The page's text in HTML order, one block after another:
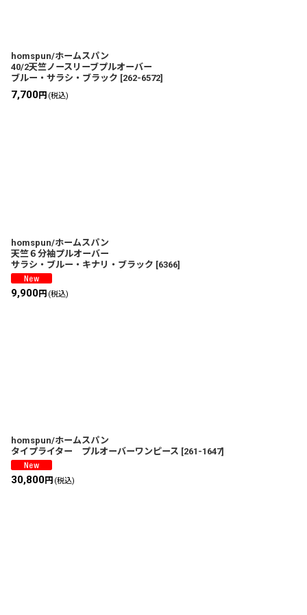
homspun/ホームスパン
40/2天竺ノースリーブプルオーバー
ブルー・サラシ・ブラック [262-6572]
7,700円 (税込)
homspun/ホームスパン
天竺６分袖プルオーバー
サラシ・ブルー・キナリ・ブラック [6366]
9,900円 (税込)
homspun/ホームスパン
タイプライター プルオーバーワンピース [261-1647]
30,800円 (税込)